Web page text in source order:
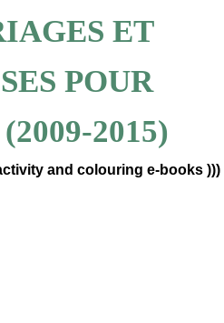
ET
POUR
2015)
and colouring e-books )))